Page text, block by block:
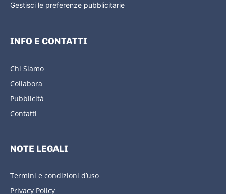
Gestisci le preferenze pubblicitarie
INFO E CONTATTI
Chi Siamo
Collabora
Pubblicità
Contatti
NOTE LEGALI
Termini e condizioni d’uso
Privacy Policy